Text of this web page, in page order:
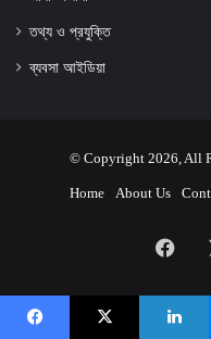
তথ্য ও প্রযুক্তি
ব্যবসা আইডিয়া
© Copyright 2026, All
Home About Us